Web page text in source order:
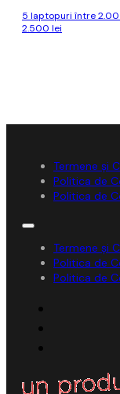
5 laptopuri între
2.500 lei
Termene și
Politica de
Politica de
Termene și
Politica de
Politica de